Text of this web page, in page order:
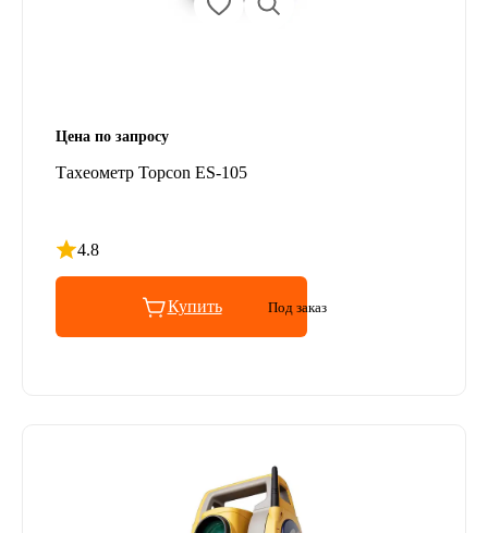
Цена по запросу
Тахеометр Topcon ES-105
4.8
Рейтинг 4.8 из 5
Купить Под заказ